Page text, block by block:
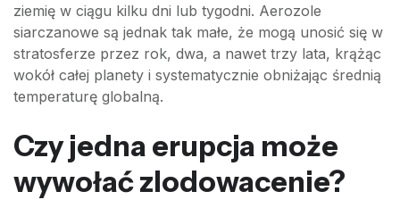
ziemię w ciągu kilku dni lub tygodni. Aerozole
siarczanowe są jednak tak małe, że mogą unosić się w
stratosferze przez rok, dwa, a nawet trzy lata, krążąc
wokół całej planety i systematycznie obniżając średnią
temperaturę globalną.
Czy jedna erupcja może
wywołać zlodowacenie?